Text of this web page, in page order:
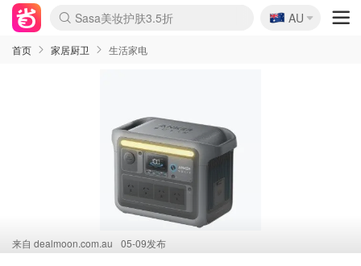
lululemon折扣上新
Sasa美妆护肤3.5折
SSENSE年中2.5折
FreshBeauty好价汇总
Cettire降价+叠9折
WWS Coles超市实拍
viagogo二手票捡漏
Myer超级周末
The Outnet奢牌1折起
David Jones 3折起
Flannels大牌1折
Perfumes Club护肤1折
AMIRO面罩$251
Amazon折扣汇总
eToro入金$200送$50
Amazon数码好物
ICONIC本周7.5折
ThedoubleF高奢地板价
Moose Knuckles 6折
丝芙兰5折起
EUFY摄像头$98
Selenichast首饰2折
Trip机票酒店促销
YSL送5件彩妆礼
Amazon家居好物
Amazon美妆护肤
雅漾大喷$8
过敏原检测盒$33
伊索独家赠50ml沐浴露
科颜氏高保湿面霜$29
SEALIFE海洋馆门票6折
丝塔芙大白罐$16
订阅Newsletter送香薰
Cult Beauty 6.8折
Harrods圣诞日历$525
LN-CC奢牌私促3折
d'Alba空姐喷雾$16
EVE LOM套装£56
Bernardelli独家4折
Adore Beauty 6折起
CT圣诞日历
Mytheresa奢品2.7折
Luxury Escapes 9折
Currentbody美容仪$881
MOON Garden Live
Roborock扫地机$649
Tingo Life水杯$24
Valentino官网5折
CR洗护套装$23
修丽可4件套$159
Myer彩妆2件7折
GANNI官网4.5折
Stylevana韩妆4折
Tessabit高奢8.5折
OGX洗发水$11
Amazon阿德莱德次日达
卡诗8.5折+赠礼
Philips Hue灯具8折
🇦🇺
AU
首页 家居厨卫 生活家电
来自 dealmoon.com.au 05-09发布